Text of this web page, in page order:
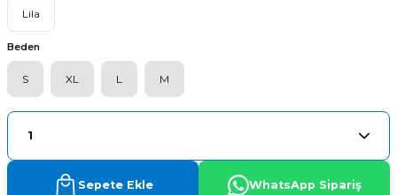
Lila
Beden
S XL L M
Sepete Ekle WhatsApp Sipariş